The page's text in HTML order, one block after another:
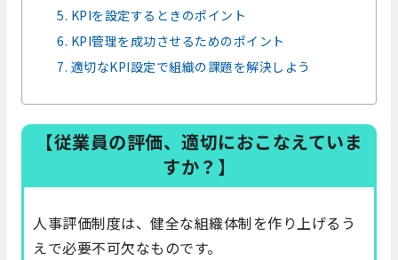
5. KPIを設定するときのポイント
6. KPI管理を成功させるためのポイント
7. 適切なKPI設定で組織の課題を解決しよう
【従業員の評価、適切におこなえていま
すか？】
人事評価制度は、健全な組織体制を作り上げるう
えで必要不可欠なものです。